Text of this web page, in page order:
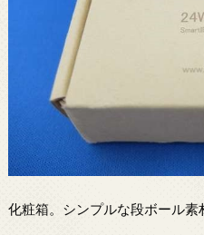
化粧箱。シンプルな段ボール素